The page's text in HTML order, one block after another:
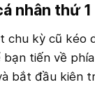
nhân thứ 1
chu kỳ cũ kéo
bạn tiến về
bắt đầu kiên